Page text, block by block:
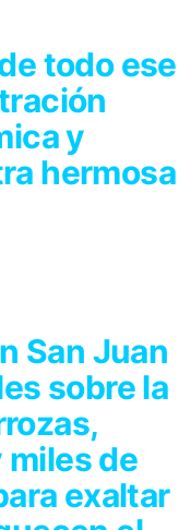
todo ese
y
hermosa
San Juan
sobre la
de
exaltar